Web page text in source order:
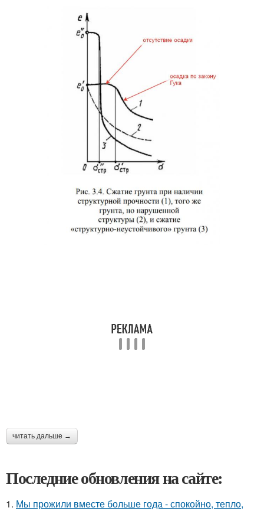
читать дальше →
Последние обновления на сайте:
1. Мы прожили вместе больше года - спокойно, тепло,